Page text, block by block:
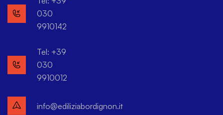
030
9910142
Tel: +39
030
9910012
info@ediliziabordignon.it